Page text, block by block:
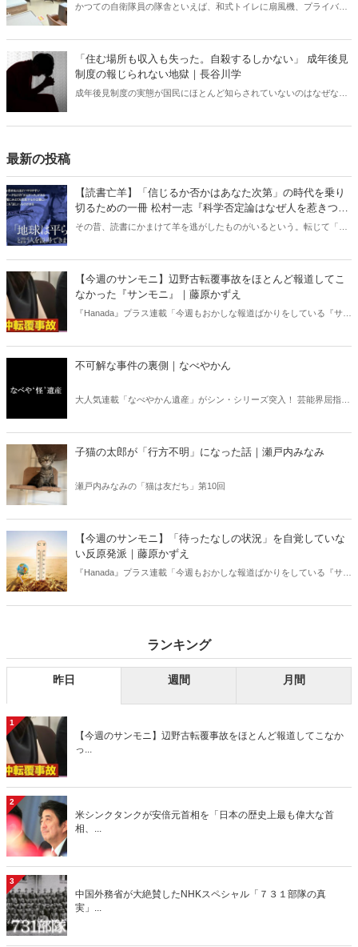
かつての自衛隊員の隊舎といえば、和式トイレに扇風機、プライバシ
県伊丹市にある千僧駐屯地（せんぞちゅうとんち）を取材した。
「住む場所も収入も失った。自殺するしかない」 成年後見
制度の報じられない地獄｜長谷川学
成年後見制度の実態が国民にほとんど知らされていないのはなぜなの
最新の投稿
【読書亡羊】「信じるか否かはあなた次第」の時代を乗り
切るための一冊 松村一志『科学否定論はなぜ人を惹きつけ
るのか』（ちくま新書）｜梶原麻衣子
その昔、読書にかまけて羊を逃がしたものがいるという。転じて「読
ある。元月刊『Hanada』編集部員のライター・梶原がお送りする時事
書評！
【今週のサンモニ】辺野古転覆事故をほとんど報道してこ
なかった『サンモニ』｜藤原かずえ
『Hanada』プラス連載「今週もおかしな報道ばかりをしている『サン
不可解な事件の裏側｜なべやかん
大人気連載「なべやかん遺産」がシン・シリーズ突入！ 芸能界屈指の
信じるか信じないかは、あなた次第！ 芸能ニュース
子猫の太郎が「行方不明」になった話｜瀬戸内みなみ
瀬戸内みなみの「猫は友だち」第10回
【今週のサンモニ】「待ったなしの状況」を自覚していな
い反原発派｜藤原かずえ
『Hanada』プラス連載「今週もおかしな報道ばかりをしている『サン
ランキング
昨日 週間 月間
1
【今週のサンモニ】辺野古転覆事故をほとんど報道してこなか
っ...
2
米シンクタンクが安倍元首相を「日本の歴史上最も偉大な首
相、...
3
中国外務省が大絶賛したNHKスペシャル「７３１部隊の真
実」...